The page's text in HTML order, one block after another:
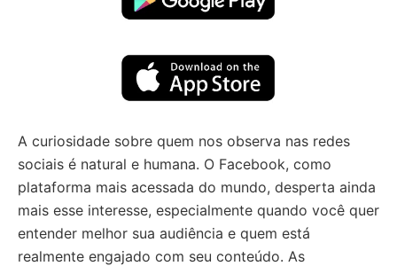
A curiosidade sobre quem nos observa nas redes
sociais é natural e humana. O Facebook, como
plataforma mais acessada do mundo, desperta ainda
mais esse interesse, especialmente quando você quer
entender melhor sua audiência e quem está
realmente engajado com seu conteúdo. As